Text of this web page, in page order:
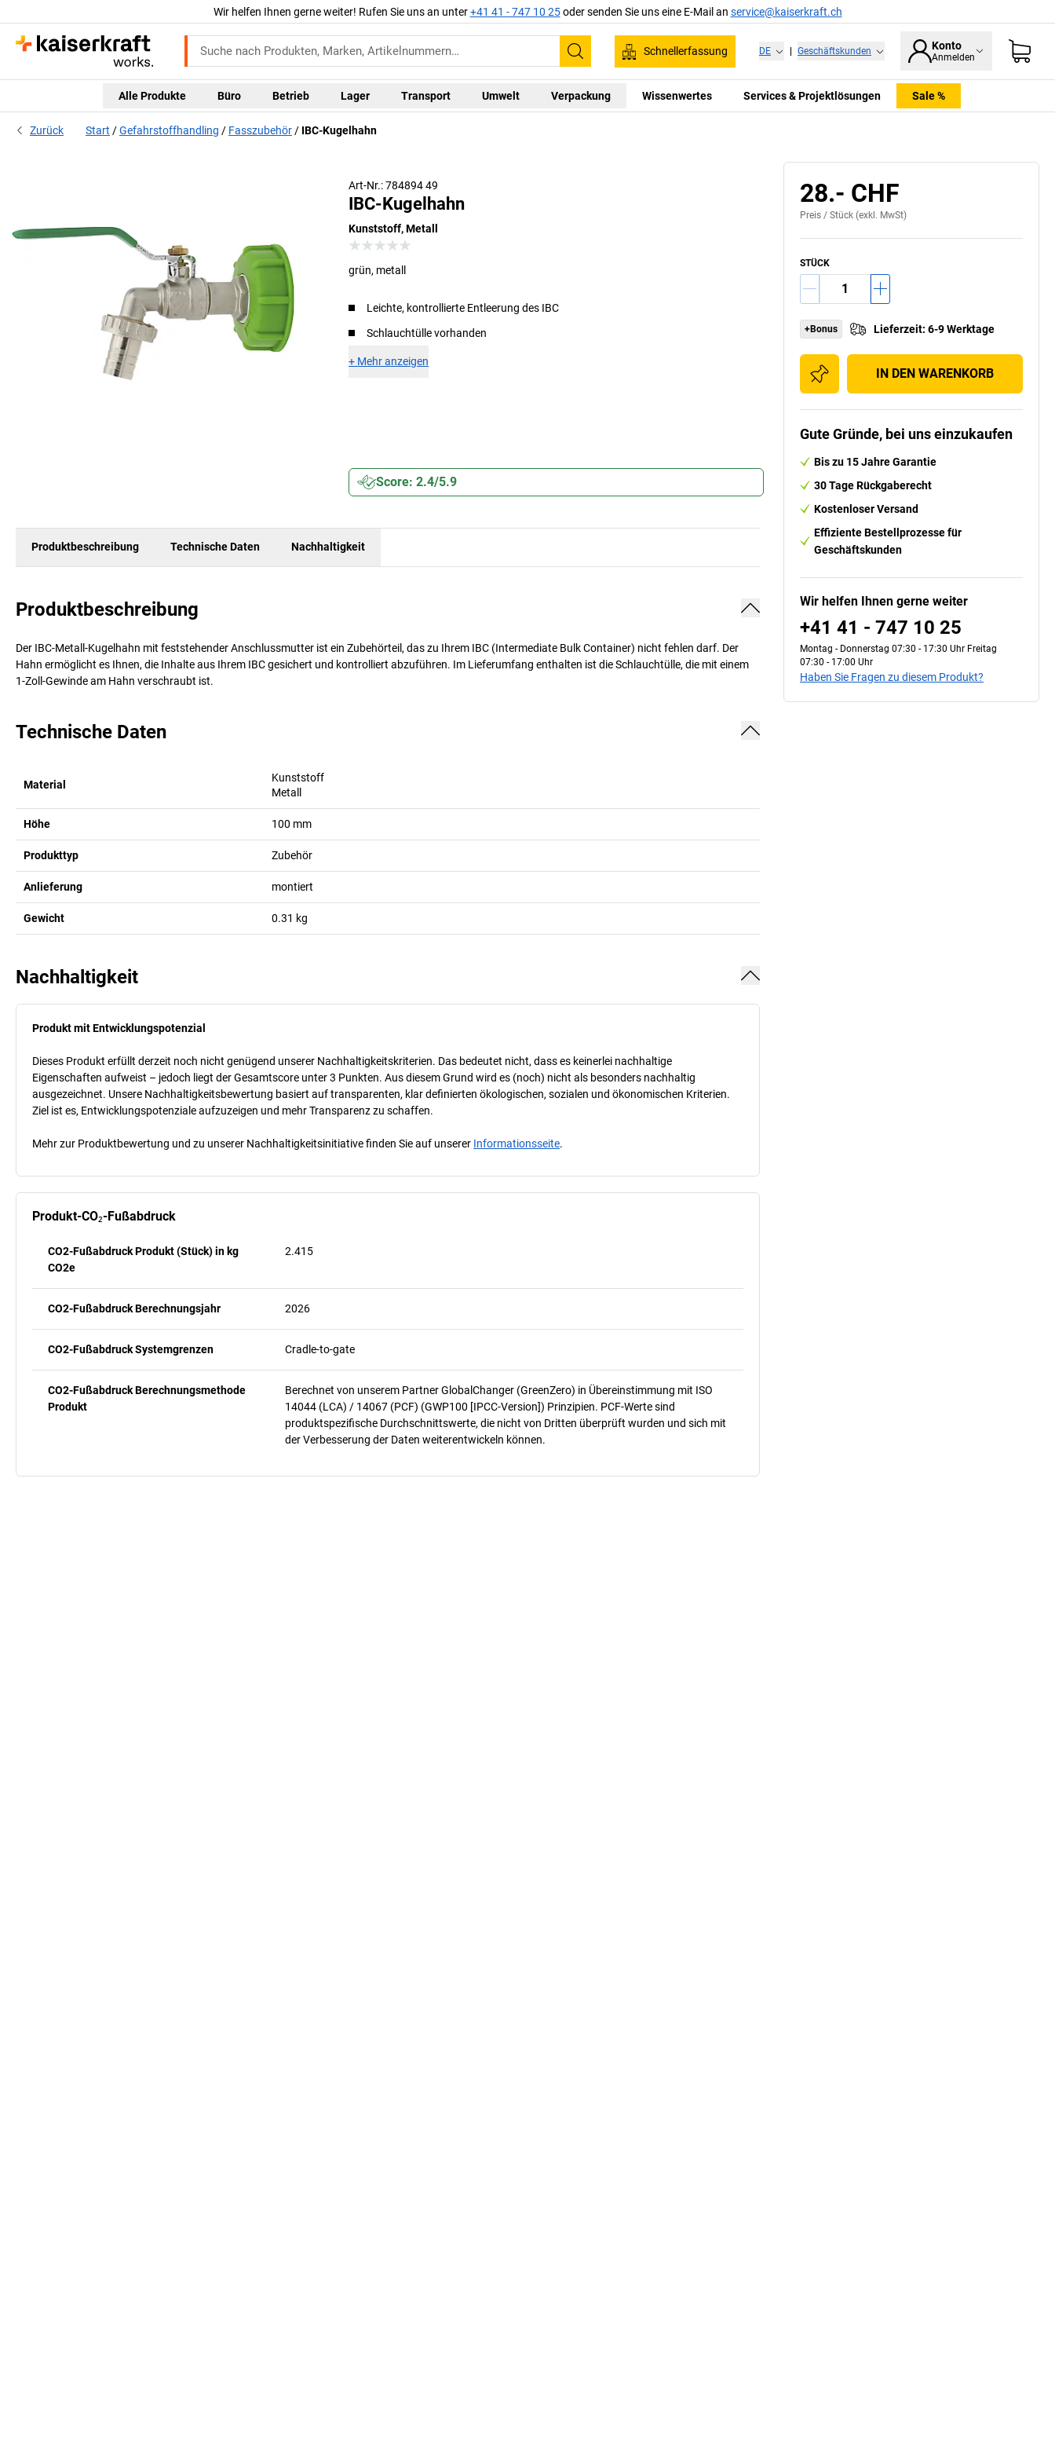
Wir helfen Ihnen gerne weiter! Rufen Sie uns an unter+41 41 - 747 10 25oder senden Sie uns eine E-Mail an service@kaiserkraft.ch
Suchen
Schnellerfassung DE Geschäftskunden Konto
Anmelden
Alle Produkte Büro Betrieb Lager Transport Umwelt Verpackung Wissenwertes Services & Projektlösungen Sale %
Zurück Start Gefahrstoffhandling Fasszubehör IBC-Kugelhahn
Art-Nr.: 784894 49
IBC-Kugelhahn
Kunststoff, Metall
grün, metall
Leichte, kontrollierte Entleerung des IBC
Schlauchtülle vorhanden
+ Mehr anzeigen
Score: 2.4/5.9
Produktbeschreibung Technische Daten Nachhaltigkeit
Produktbeschreibung
Der IBC-Metall-Kugelhahn mit feststehender Anschlussmutter ist ein Zubehörteil, das zu Ihrem IBC (Intermediate Bulk Container) nicht fehlen darf. Der
Hahn ermöglicht es Ihnen, die Inhalte aus Ihrem IBC gesichert und kontrolliert abzuführen. Im Lieferumfang enthalten ist die Schlauchtülle, die mit einem
1-Zoll-Gewinde am Hahn verschraubt ist.
Technische Daten
Material
Kunststoff
Metall
Höhe 100 mm
Produkttyp Zubehör
Anlieferung montiert
Gewicht 0.31 kg
Nachhaltigkeit
Produkt mit Entwicklungspotenzial
Dieses Produkt erfüllt derzeit noch nicht genügend unserer Nachhaltigkeitskriterien. Das bedeutet nicht, dass es keinerlei nachhaltige
Eigenschaften aufweist – jedoch liegt der Gesamtscore unter 3 Punkten. Aus diesem Grund wird es (noch) nicht als besonders nachhaltig
ausgezeichnet. Unsere Nachhaltigkeitsbewertung basiert auf transparenten, klar definierten ökologischen, sozialen und ökonomischen Kriterien.
Ziel ist es, Entwicklungspotenziale aufzuzeigen und mehr Transparenz zu schaffen.
Mehr zur Produktbewertung und zu unserer Nachhaltigkeitsinitiative finden Sie auf unserer Informationsseite.
Produkt-CO₂-Fußabdruck
CO2-Fußabdruck Produkt (Stück) in kg
CO2e
2.415
CO2-Fußabdruck Berechnungsjahr 2026
CO2-Fußabdruck Systemgrenzen Cradle-to-gate
CO2-Fußabdruck Berechnungsmethode
Produkt
Berechnet von unserem Partner GlobalChanger (GreenZero) in Übereinstimmung mit ISO
14044 (LCA) / 14067 (PCF) (GWP100 [IPCC-Version]) Prinzipien. PCF-Werte sind
produktspezifische Durchschnittswerte, die nicht von Dritten überprüft wurden und sich mit
der Verbesserung der Daten weiterentwickeln können.
28.- CHF
Preis / Stück (exkl. MwSt)
STÜCK
+Bonus Lieferzeit: 6-9 Werktage
IN DEN WARENKORB
Gute Gründe, bei uns einzukaufen
Bis zu 15 Jahre Garantie
30 Tage Rückgaberecht
Kostenloser Versand
Effiziente Bestellprozesse für
Geschäftskunden
Wir helfen Ihnen gerne weiter
+41 41 - 747 10 25
Montag - Donnerstag 07:30 - 17:30 Uhr Freitag
07:30 - 17:00 Uhr
Haben Sie Fragen zu diesem Produkt?